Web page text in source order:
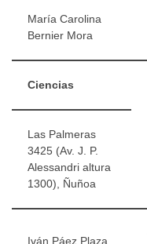
María Carolina
Bernier Mora
Ciencias
Las Palmeras
3425 (Av. J. P.
Alessandri altura
1300), Ñuñoa
Iván Páez Plaza